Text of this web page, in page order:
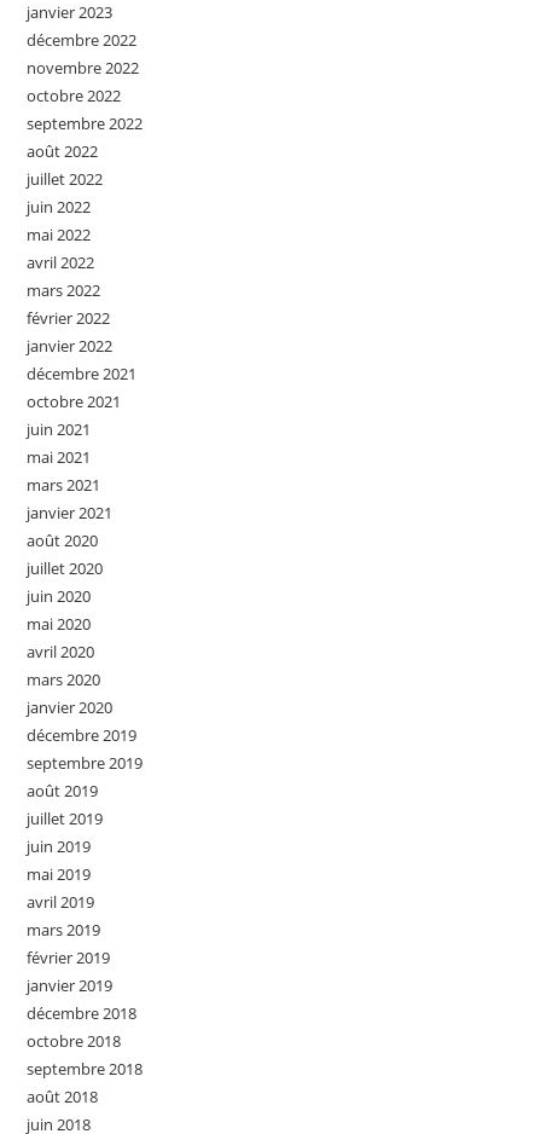
janvier 2023
décembre 2022
novembre 2022
octobre 2022
septembre 2022
août 2022
juillet 2022
juin 2022
mai 2022
avril 2022
mars 2022
février 2022
janvier 2022
décembre 2021
octobre 2021
juin 2021
mai 2021
mars 2021
janvier 2021
août 2020
juillet 2020
juin 2020
mai 2020
avril 2020
mars 2020
janvier 2020
décembre 2019
septembre 2019
août 2019
juillet 2019
juin 2019
mai 2019
avril 2019
mars 2019
février 2019
janvier 2019
décembre 2018
octobre 2018
septembre 2018
août 2018
juin 2018